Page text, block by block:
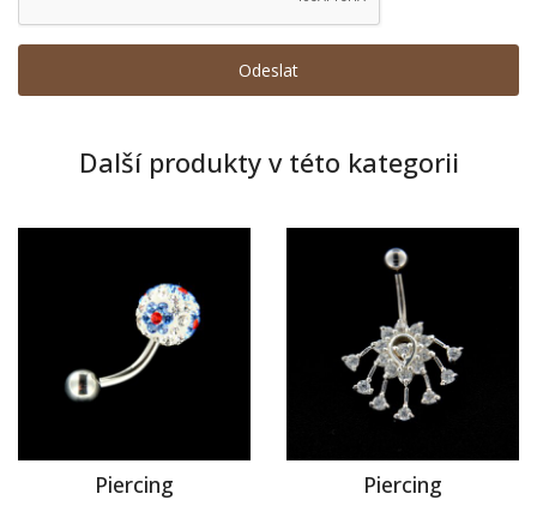
Další produkty v této kategorii
Piercing Piercing